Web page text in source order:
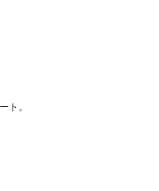
ト。